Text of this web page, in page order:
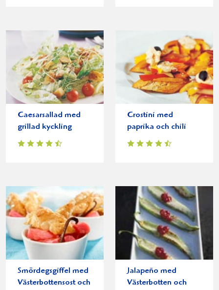
Caesarsallad med
grillad kyckling
Crostini med
paprika och chili
Smördegsgiffel med
Västerbottensost och
Jalapeño med
Västerbotten och